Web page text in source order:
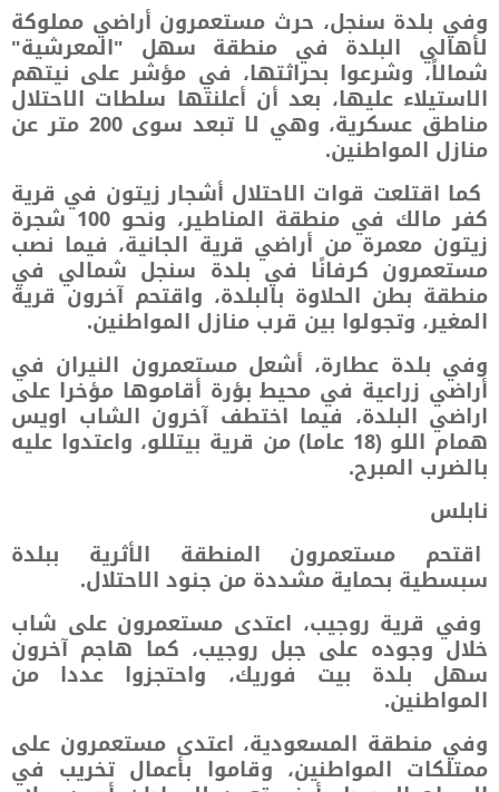
وفي بلدة سنجل، حرث مستعمرون أراضي مملوكة
لأهالي البلدة في منطقة سهل "المعرشية"
شمالاً، وشرعوا بحراثتها، في مؤشر على نيتهم
الاستيلاء عليها، بعد أن أعلنتها سلطات الاحتلال
مناطق عسكرية، وهي لا تبعد سوى 200 متر عن
منازل المواطنين.
كما اقتلعت قوات الاحتلال أشجار زيتون في قرية
كفر مالك في منطقة المناطير، ونحو 100 شجرة
زيتون معمرة من أراضي قرية الجانية، فيما نصب
مستعمرون كرفانًا في بلدة سنجل شمالي في
منطقة بطن الحلاوة بالبلدة، واقتحم آخرون قرية
المغير، وتجولوا بين قرب منازل المواطنين.
وفي بلدة عطارة، أشعل مستعمرون النيران في
أراضي زراعية في محيط بؤرة أقاموها مؤخرا على
اراضي البلدة، فيما اختطف آخرون الشاب اويس
همام اللو (18 عاما) من قرية بيتللو، واعتدوا عليه
بالضرب المبرح.
نابلس
اقتحم مستعمرون المنطقة الأثرية ببلدة
سبسطية بحماية مشددة من جنود الاحتلال.
وفي قرية روجيب، اعتدى مستعمرون على شاب
خلال وجوده على جبل روجيب، كما هاجم آخرون
سهل بلدة بيت فوريك، واحتجزوا عددا من
المواطنين.
وفي منطقة المسعودية، اعتدى مستعمرون على
ممتلكات المواطنين، وقاموا بأعمال تخريب في